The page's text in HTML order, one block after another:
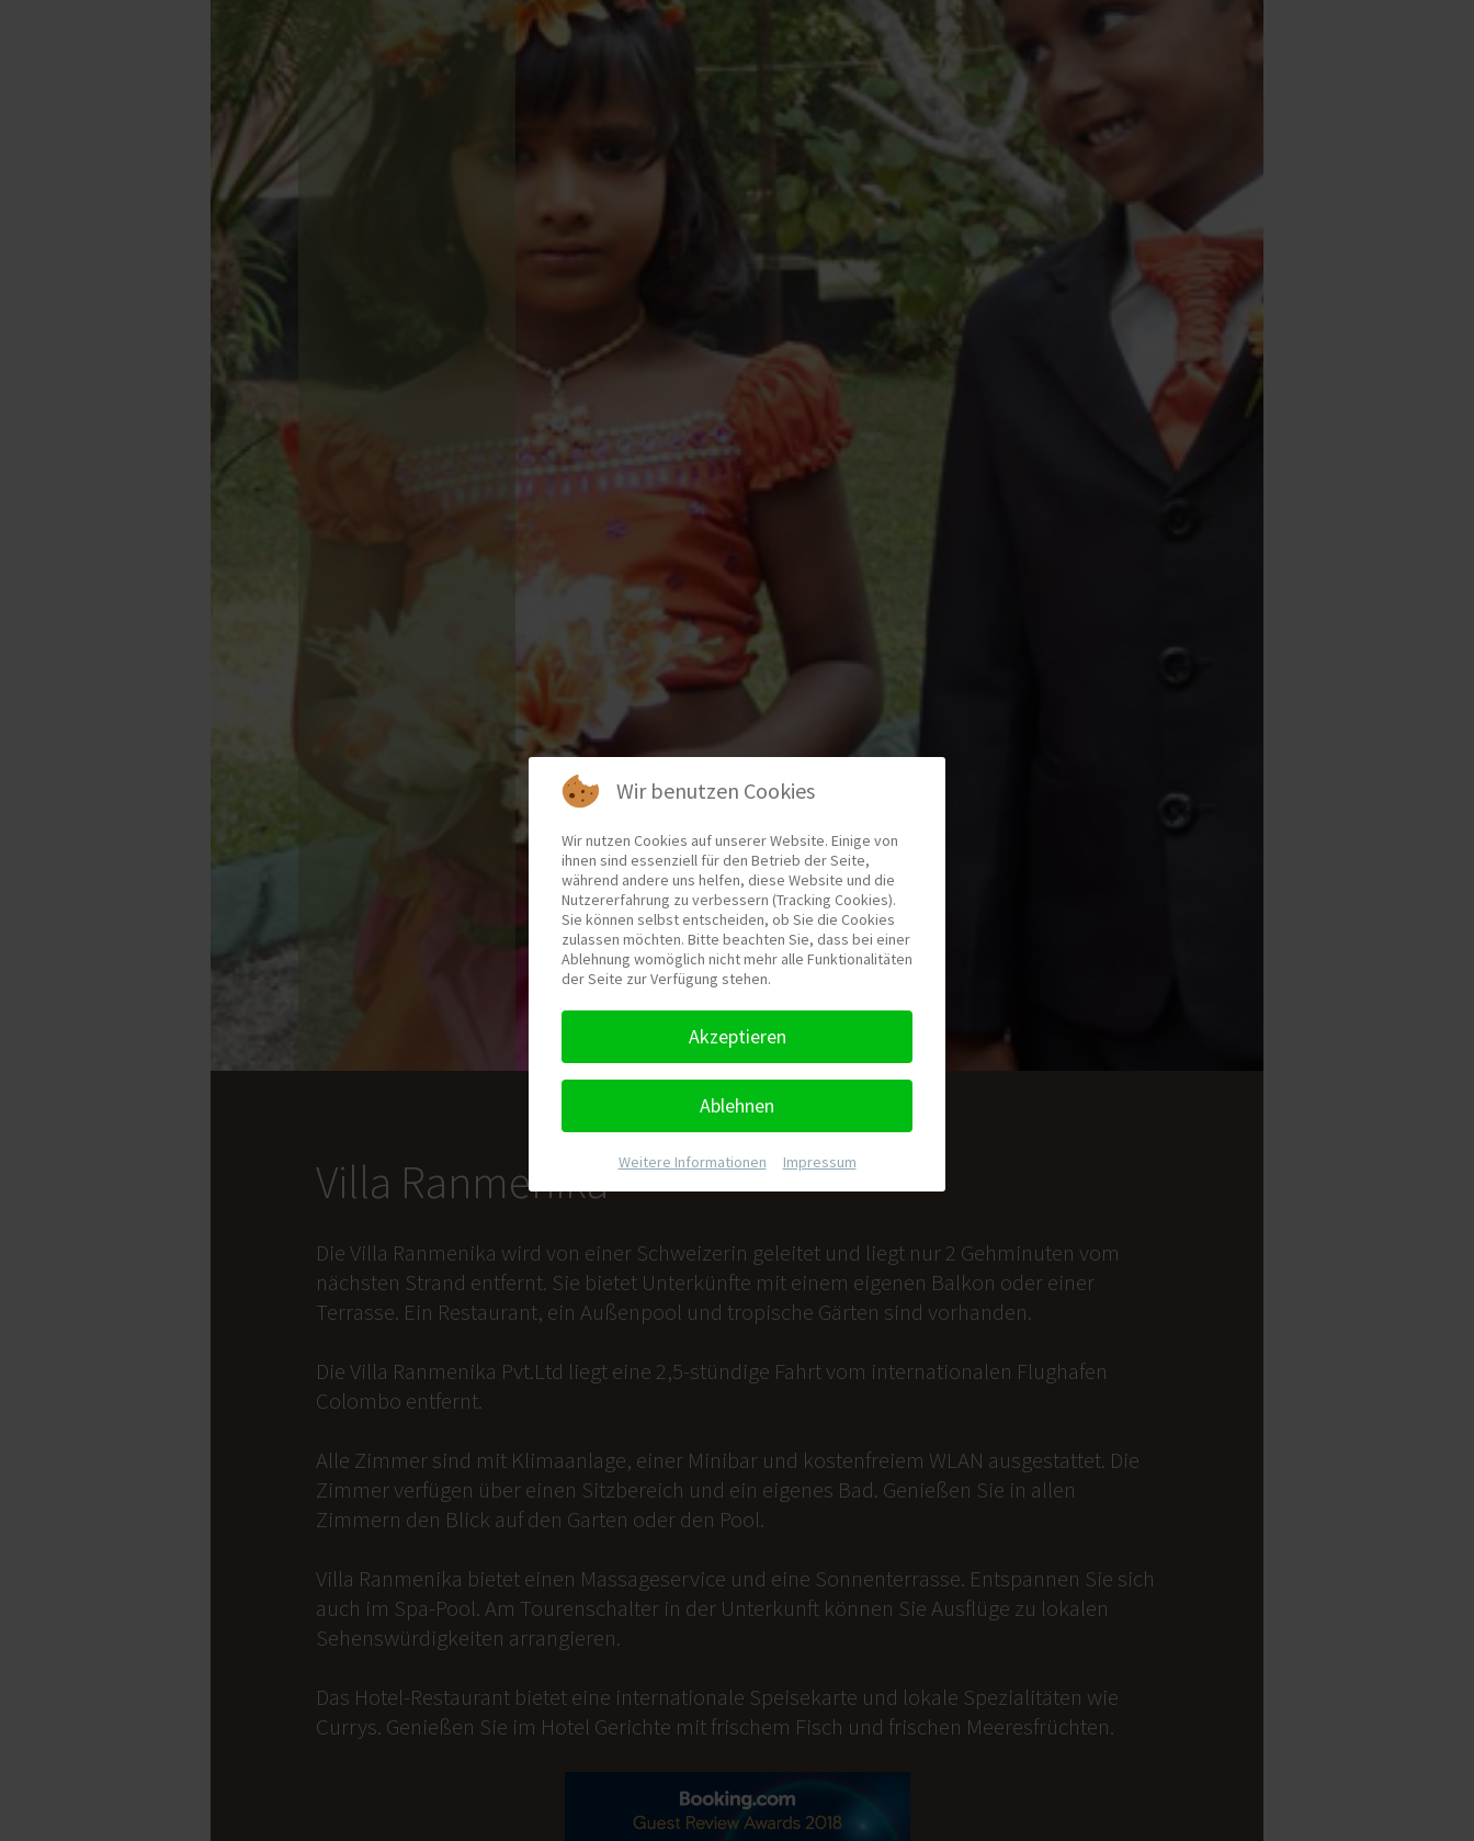
Villa Ranmenika
Die Villa Ranmenika wird von einer Schweizerin geleitet und liegt nur 2 Gehminuten vom
nächsten Strand entfernt. Sie bietet Unterkünfte mit einem eigenen Balkon oder einer
Terrasse. Ein Restaurant, ein Außenpool und tropische Gärten sind vorhanden.
Die Villa Ranmenika Pvt.Ltd liegt eine 2,5-stündige Fahrt vom internationalen Flughafen
Colombo entfernt.
Alle Zimmer sind mit Klimaanlage, einer Minibar und kostenfreiem WLAN ausgestattet. Die
Zimmer verfügen über einen Sitzbereich und ein eigenes Bad. Genießen Sie in allen
Zimmern den Blick auf den Garten oder den Pool.
Villa Ranmenika bietet einen Massageservice und eine Sonnenterrasse. Entspannen Sie sich
auch im Spa-Pool. Am Tourenschalter in der Unterkunft können Sie Ausflüge zu lokalen
Sehenswürdigkeiten arrangieren.
Das Hotel-Restaurant bietet eine internationale Speisekarte und lokale Spezialitäten wie
Currys. Genießen Sie im Hotel Gerichte mit frischem Fisch und frischen Meeresfrüchten.
Wir benutzen Cookies
Wir nutzen Cookies auf unserer Website. Einige von
ihnen sind essenziell für den Betrieb der Seite,
während andere uns helfen, diese Website und die
Nutzererfahrung zu verbessern (Tracking Cookies).
Sie können selbst entscheiden, ob Sie die Cookies
zulassen möchten. Bitte beachten Sie, dass bei einer
Ablehnung womöglich nicht mehr alle Funktionalitäten
der Seite zur Verfügung stehen.
Akzeptieren
Ablehnen
Weitere Informationen Impressum